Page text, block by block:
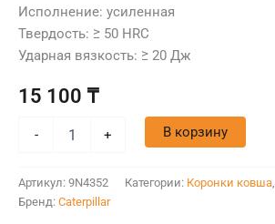
Исполнение: усиленная
Твердость: ≥ 50 HRC
Ударная вязкость: ≥ 20 Дж
15 100 ₸
- + В корзину
Артикул: 9N4352 Категории: Коронки ковша,
Бренд: Caterpillar